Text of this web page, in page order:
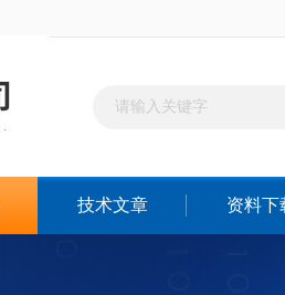
技术文章 资料下